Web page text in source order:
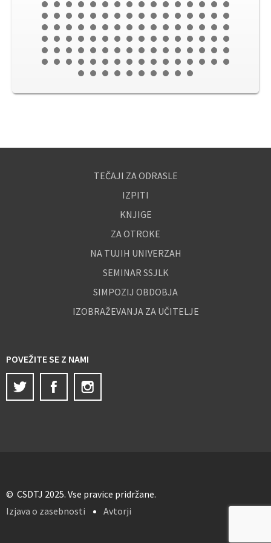
TEČAJI ZA ODRASLE
IZPITI
KNJIGE
ZA OTROKE
NA TUJIH UNIVERZAH
SEMINAR SSJLK
SIMPOZIJ OBDOBJA
IZOBRAŽEVANJA ZA UČITELJE
POVEŽITE SE Z NAMI
Twitter
Facebook
© CSDTJ 2025. Vse pravice pridržane.
Izjava o zasebnosti
Avtorji